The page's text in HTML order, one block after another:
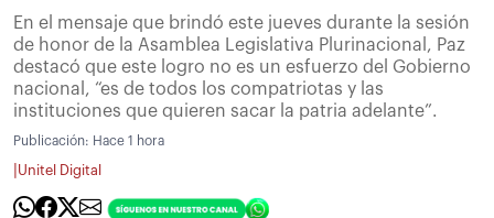
En el mensaje que brindó este jueves durante la sesión
de honor de la Asamblea Legislativa Plurinacional, Paz
destacó que este logro no es un esfuerzo del Gobierno
nacional, “es de todos los compatriotas y las
instituciones que quieren sacar la patria adelante”.
Publicación: Hace 1 hora
Unitel Digital